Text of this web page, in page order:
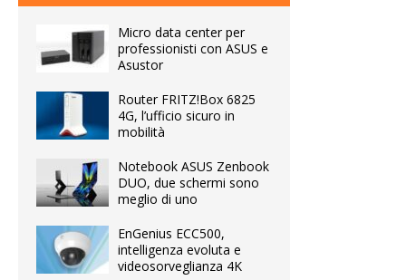
Micro data center per
professionisti con ASUS e
Asustor
Router FRITZ!Box 6825
4G, l’ufficio sicuro in
mobilità
Notebook ASUS Zenbook
DUO, due schermi sono
meglio di uno
EnGenius ECC500,
intelligenza evoluta e
videosorveglianza 4K